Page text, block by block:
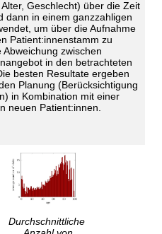
Geschlecht) über die Zeit
dann in einem ganzzahligen
um über die Aufnahme
Patient:innenstamm zu
zwischen
in den betrachteten
besten Resultate ergeben
Planung (Berücksichtigung
in Kombination mit einer
neuen Patient:innen.
Durchschnittliche